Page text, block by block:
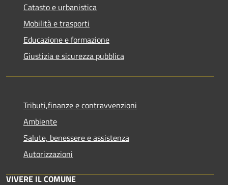
Catasto e urbanistica
Mobilità e trasporti
Educazione e formazione
Giustizia e sicurezza pubblica
Tributi,finanze e contravvenzioni
Ambiente
Salute, benessere e assistenza
Autorizzazioni
VIVERE IL COMUNE